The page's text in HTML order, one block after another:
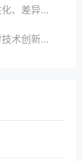
提升竞争力
占市场先机